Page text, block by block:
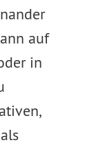
auf
in